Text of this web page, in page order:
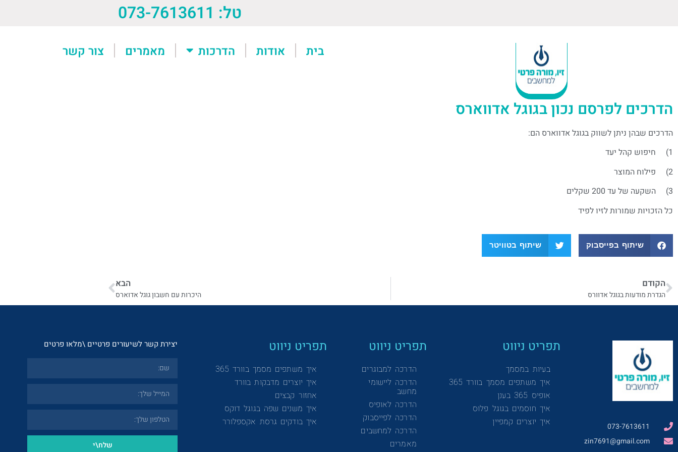
טל: 073-7613611
בית אודות הדרכות מאמרים צור קשר
הדרכים לפרסם נכון בגוגל אדווארס
הדרכים שבהן ניתן לשווק בגוגל אדווארס הם:
1) חיפוש קהל יעד
2) פילוח המוצר
3) השקעה של עד 200 שקלים
כל הזכויות שמורות לזיו לפיד
שיתוף בפייסבוק שיתוף בטוויטר
הקודם
הגדרת מודעות בגוגל אדוורס
הבא
היכרות עם חשבון גוגל אדוארס
073-7613611
zin7691@gmail.com
תפריט ניווט
בעיות במסמך
איך משתפים מסמך בוורד 365
אופיס 365 בענן
איך חוסמים בגוגל פלוס
איך יוצרים קמפיין
תפריט ניווט
הדרכה למבוגרים
הדרכה ליישומי
מחשב
הדרכה לאופיס
הדרכה לפייסבוק
הדרכה למחשבים
מאמרים
תפריט ניווט
איך משתפים מסמך בוורד 365
איך יוצרים מדבקות בוורד
אחזור קבצים
איך משנים שפה בגוגל דוקס
איך בודקים גרסת אקספלורר
יצירת קשר לשיעורים פרטיים \מלאו פרטים
שלח\י